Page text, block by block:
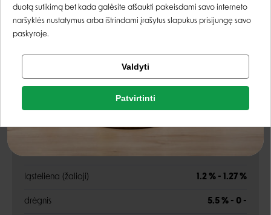
Rašyti atsiliepimą
Energetinė vertė: 98 kcal/100g
Analitinės sudedamosios dalys
žali baltymai 38.1 % - 40.32 %
ląsteliena (žalioji) 1.2 % - 1.27 %
drėgnis 5.5 % - 0 -
Rašyti atsiliepimą
Registruotis
Facebook
duotą sutikimą bet kada galėsite atšaukti pakeisdami savo interneto
naršyklės nustatymus arba ištrindami įrašytus slapukus prisijungę savo
paskyroje.
Valdyti
Patvirtinti